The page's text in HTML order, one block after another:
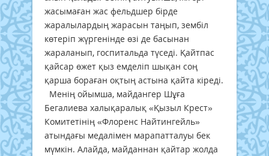
жасымаған жас фельдшер бірде
жаралылардың жарасын таңып, зембіл
көтеріп жүргенінде өзі де басынан
жараланып, госпитальда түседі. Қайтпас
қайсар өжет қыз емделіп шықан соң
қарша бораған оқтың астына қайта кіреді.
Менің ойымша, майдангер Шұға
Бегалиева халықаралық «Қызыл Крест»
Комитетінің «Флоренс Найтингейль»
атындағы медалімен марапатталуы бек
мүмкін. Алайда, майданнан қайтар жолда